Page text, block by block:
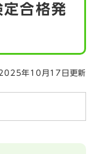
合格発
年10月17日更新